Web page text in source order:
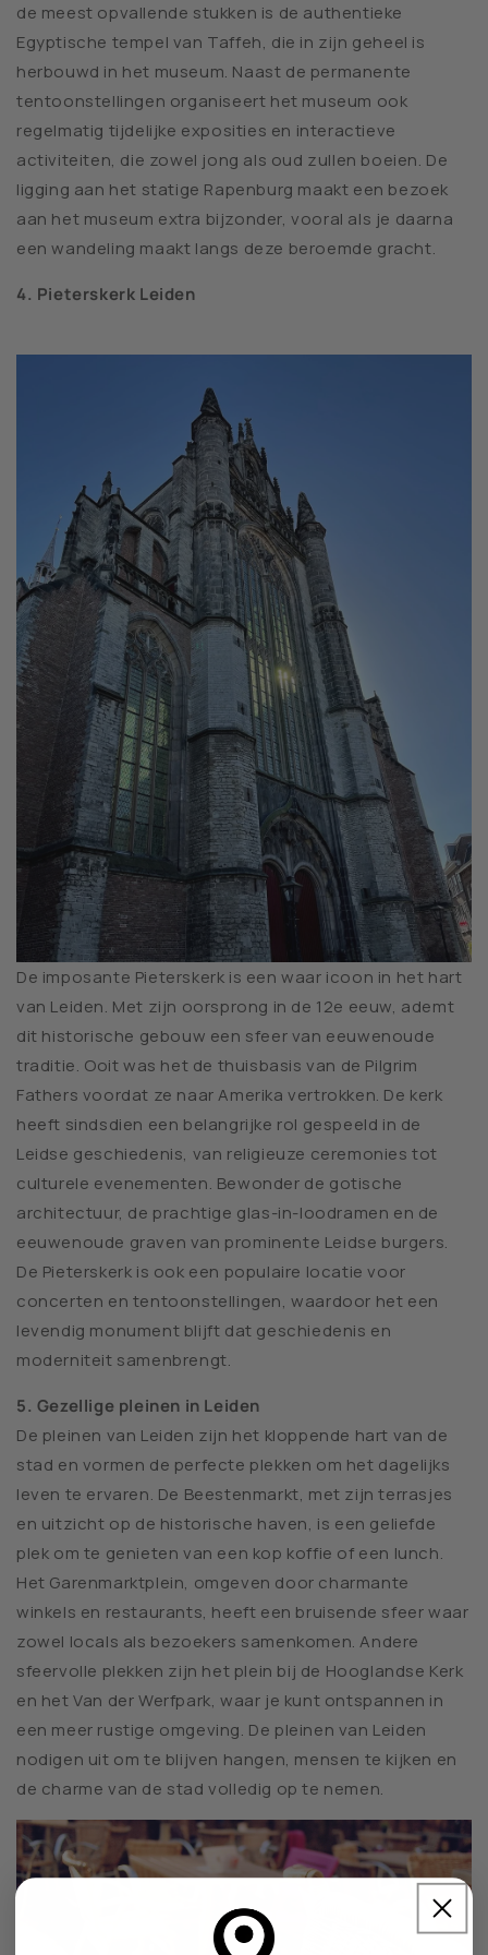
de meest opvallende stukken is de authentieke
Egyptische tempel van Taffeh, die in zijn geheel is
herbouwd in het museum. Naast de permanente
tentoonstellingen organiseert het museum ook
regelmatig tijdelijke exposities en interactieve
activiteiten, die zowel jong als oud zullen boeien. De
ligging aan het statige Rapenburg maakt een bezoek
aan het museum extra bijzonder, vooral als je daarna
een wandeling maakt langs deze beroemde gracht.
4. Pieterskerk Leiden
De imposante Pieterskerk is een waar icoon in het hart
van Leiden. Met zijn oorsprong in de 12e eeuw, ademt
dit historische gebouw een sfeer van eeuwenoude
traditie. Ooit was het de thuisbasis van de Pilgrim
Fathers voordat ze naar Amerika vertrokken. De kerk
heeft sindsdien een belangrijke rol gespeeld in de
Leidse geschiedenis, van religieuze ceremonies tot
culturele evenementen. Bewonder de gotische
architectuur, de prachtige glas-in-loodramen en de
eeuwenoude graven van prominente Leidse burgers.
De Pieterskerk is ook een populaire locatie voor
concerten en tentoonstellingen, waardoor het een
levendig monument blijft dat geschiedenis en
moderniteit samenbrengt.
5. Gezellige pleinen in Leiden
De pleinen van Leiden zijn het kloppende hart van de
stad en vormen de perfecte plekken om het dagelijks
leven te ervaren. De Beestenmarkt, met zijn terrasjes
en uitzicht op de historische haven, is een geliefde
plek om te genieten van een kop koffie of een lunch.
Het Garenmarktplein, omgeven door charmante
winkels en restaurants, heeft een bruisende sfeer waar
zowel locals als bezoekers samenkomen. Andere
sfeervolle plekken zijn het plein bij de Hooglandse Kerk
en het Van der Werfpark, waar je kunt ontspannen in
een meer rustige omgeving. De pleinen van Leiden
nodigen uit om te blijven hangen, mensen te kijken en
de charme van de stad volledig op te nemen.